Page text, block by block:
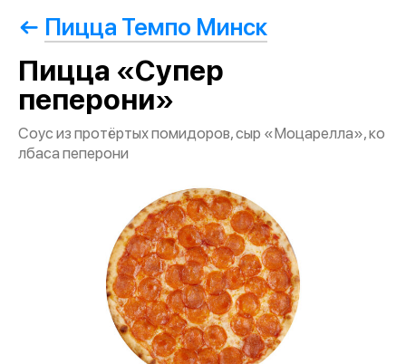
Пицца Темпо Минск
Пицца «Супер
пеперони»
Соус из протёртых помидоров, сыр «Моцарелла», ко
лбаса пеперони